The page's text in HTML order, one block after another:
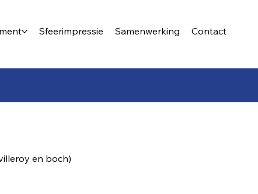
Sfeerimpressie Samenwerking Contact
en boch)